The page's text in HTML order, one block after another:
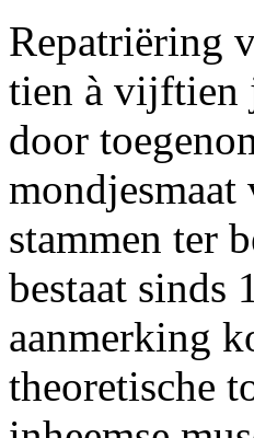
Repatriëring
tien à vijftien
door
mondjesmaat
stammen ter
bestaat sinds
aanmerking
theoretische